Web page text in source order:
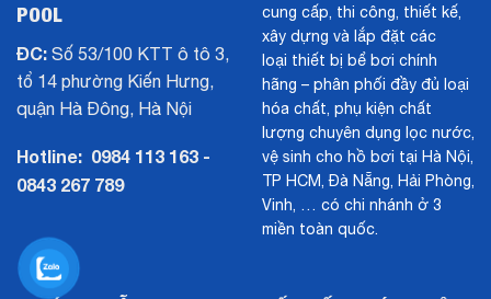
POOL
ĐC: Số 53/100 KTT ô tô 3,
tổ 14 phường Kiến Hưng,
quận Hà Đông, Hà Nội
Hotline: 0984 113 163 -
0843 267 789
cung cấp, thi công, thiết kế,
xây dựng và lắp đặt các
loại thiết bị bể bơi chính
hãng – phân phối đầy đủ loại
hóa chất, phụ kiện chất
lượng chuyên dụng lọc nước,
vệ sinh cho hồ bơi tại Hà Nội,
TP HCM, Đà Nẵng, Hải Phòng,
Vinh, … có chi nhánh ở 3
miền toàn quốc.